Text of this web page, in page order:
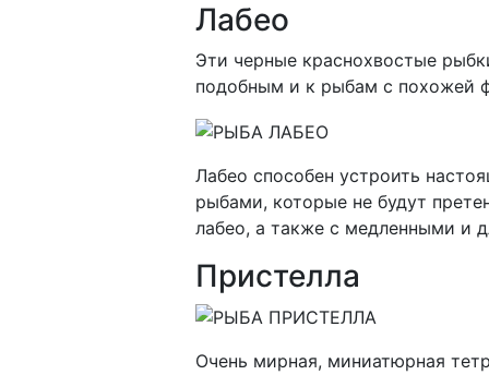
Лабео
Эти черные краснохвостые
подобным и к рыбам с похожей
Лабео способен устроить
рыбами, которые не будут
лабео, а также с медленными и
Пристелла
Очень мирная, миниатюрная